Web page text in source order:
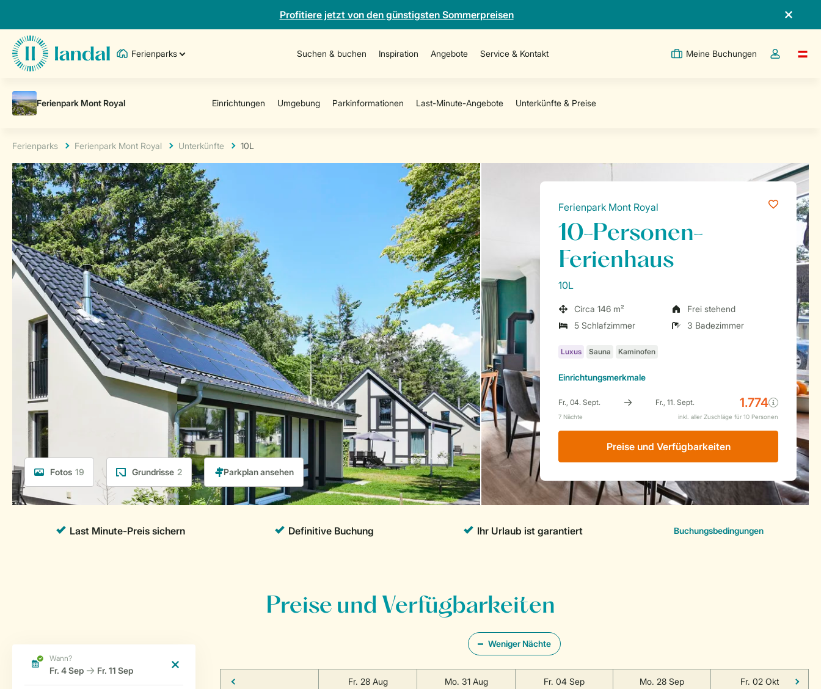
Profitiere jetzt von den günstigsten Sommerpreisen
Ferienparks Suchen & buchen Inspiration Angebote Service & Kontakt Meine Buchungen
Dropdown-
Ferienparks Ferienpark Mont Royal Unterkünfte 10L
Fotos 19 Grundrisse 2
Ferienpark Mont Royal
10-Personen-
Ferienhaus
10L
Circa 146 m²
Frei stehend
5 Schlafzimmer
3 Badezimmer
Einrichtungsmerkmale
Preise und Verfügbarkeiten
Preise und Verfügbarkeiten
Weniger Nächte
Fr. 28 Aug Mo. 31 Aug Fr. 04 Sep Mo. 28 Sep Fr. 02 Okt